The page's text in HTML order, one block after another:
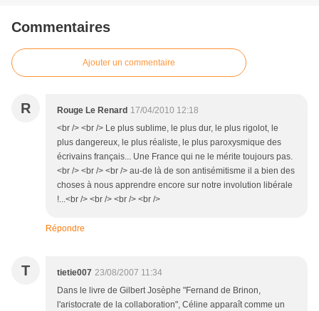
Commentaires
Ajouter un commentaire
R Rouge Le Renard 17/04/2010 12:18
<br /> <br /> Le plus sublime, le plus dur, le plus rigolot, le
plus dangereux, le plus réaliste, le plus paroxysmique des
écrivains français... Une France qui ne le mérite toujours pas.
<br /> <br /> <br /> au-de là de son antisémitisme il a bien des
choses à nous apprendre encore sur notre involution libérale
!...<br /> <br /> <br /> <br />
Répondre
T tietie007 23/08/2007 11:34
Dans le livre de Gilbert Josèphe "Fernand de Brinon,
l'aristocrate de la collaboration", Céline apparaît comme un